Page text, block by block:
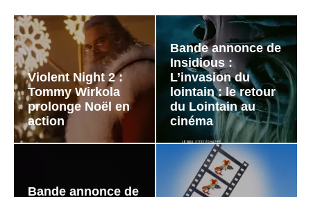
Violent Night 2 :
Tommy Wirkola
prolonge Noël en
action
Bande annonce de
Insidious :
L’invasion du
lointain : le retour
du Lointain au
cinéma
Bande annonce de